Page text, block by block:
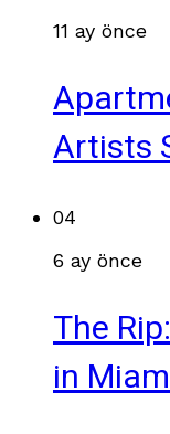
11 ay önce
Artists
04
6 ay önce
The
in